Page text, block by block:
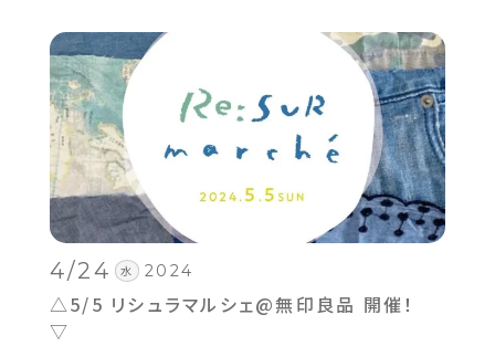
4/24 水 2024
△5/5 リシュラマルシェ@無印良品 開催！
▽